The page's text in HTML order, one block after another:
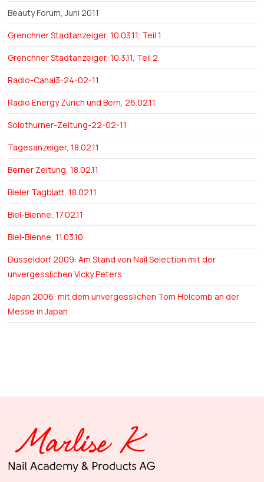
Beauty Forum, Juni 2011
Grenchner Stadtanzeiger, 10.03.11, Teil 1
Grenchner Stadtanzeiger, 10.3.11, Teil 2
Radio-Canal3-24-02-11
Radio Energy Zürich und Bern, 26.02.11
Solothurner-Zeitung-22-02-11
Tagesanzeiger, 18.02.11
Berner Zeitung, 18.02.11
Bieler Tagblatt, 18.02.11
Biel-Bienne, 17.02.11
Biel-Bienne, 11.03.10
Düsseldorf 2009: Am Stand von Nail Selection mit der
unvergesslichen Vicky Peters
Japan 2006: mit dem unvergesslichen Tom Holcomb an der
Messe in Japan